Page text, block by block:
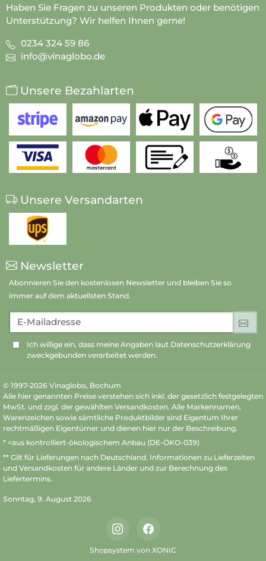
Haben Sie Fragen zu unseren Produkten oder benötigen
Unterstützung? Wir helfen Ihnen gerne!
0234 324 59 86
info@vinaglobo.de
Unsere Bezahlarten
Unsere Versandarten
Newsletter
Abonnieren Sie den kostenlosen Newsletter und bleiben Sie so
immer auf dem aktuellsten Stand.
E-Mailadresse
Ich willige ein, dass meine Angaben laut Datenschutzerklärung
zweckgebunden verarbeitet werden.
© 1997-2026 Vinaglobo, Bochum
Alle hier genannten Preise verstehen sich inkl. der gesetzlich festgelegten
MwSt. und zzgl. der gewählten Versandkosten. Alle Markennamen,
Warenzeichen sowie sämtliche Produktbilder sind Eigentum Ihrer
rechtmäßigen Eigentümer und dienen hier nur der Beschreibung.
* =aus kontrolliert-ökologischem Anbau (DE-ÖKO-039)
** Gilt für Lieferungen nach Deutschland. Informationen zu Lieferzeiten
und Versandkosten für andere Länder und zur Berechnung des
Liefertermins.
Sonntag, 9. August 2026
InstagramFacebook
Shopsystem von XONIC